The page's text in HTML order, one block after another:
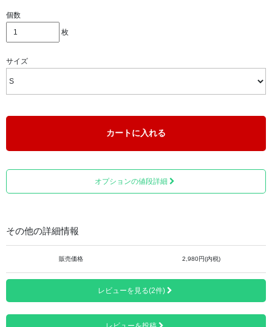
刷されています。
カラーは、「ホワイト」のみとなります。
■重量＝約275g
個数
枚
サイズ
カートに入れる
オプションの値段詳細
その他の詳細情報
販売価格 2,980円(内税)
レビューを見る(2件)